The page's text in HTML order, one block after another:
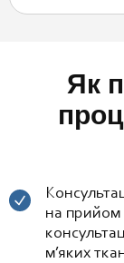
Як
на прийом
м’яких